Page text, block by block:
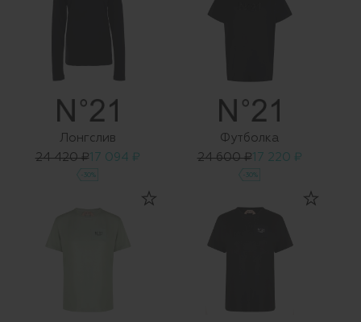
Лонгслив
24 420 ₽17 094 ₽
-30%
Футболка
24 600 ₽17 220 ₽
-30%